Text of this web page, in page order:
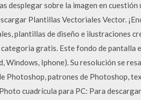
desplegar sobre la imagen en
Plantillas Vectoriales Vector.
plantillas de diseño e ilustraciones
gratis. Este fondo de pantalla
Windows, Iphone). Su resolución se
Photoshop, patrones de Photoshop,
cuadrícula para PC: Para